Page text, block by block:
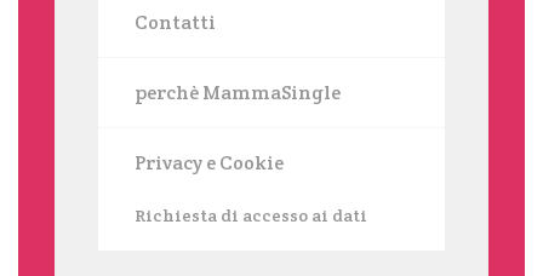
Contatti
perchè MammaSingle
Privacy e Cookie
Richiesta di accesso ai dati